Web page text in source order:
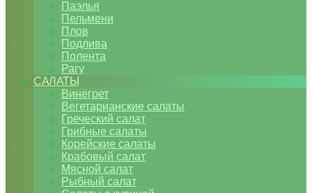
Паэлья
Пельмени
Плов
Подлива
Полента
Рагу
САЛАТЫ
Винегрет
Вегетарианские салаты
Греческий салат
Грибные салаты
Корейские салаты
Крабовый салат
Мясной салат
Рыбный салат